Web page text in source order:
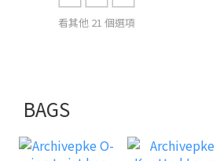
看其他 21 個選項
BAGS